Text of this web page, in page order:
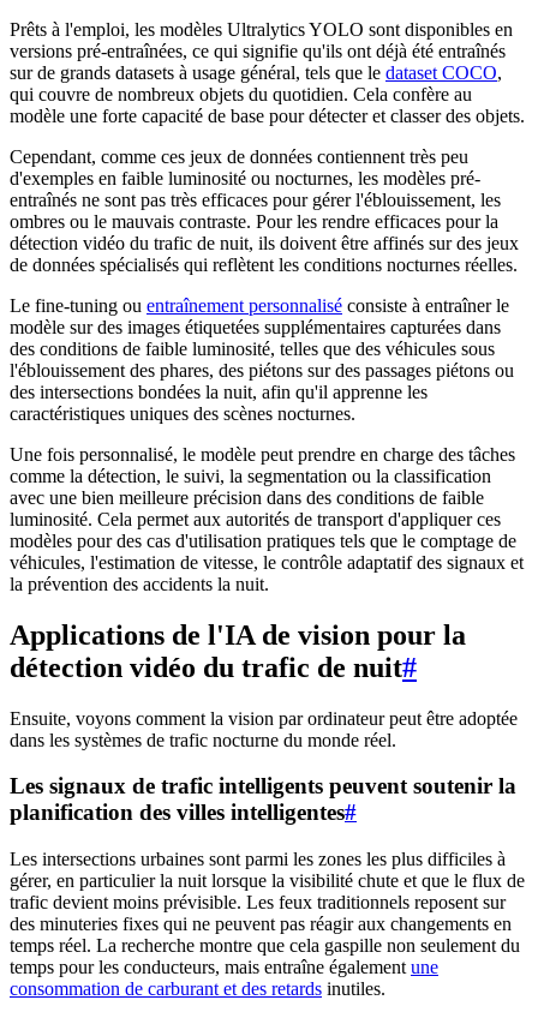
Prêts à l'emploi, les modèles Ultralytics YOLO sont disponibles en
versions pré-entraînées, ce qui signifie qu'ils ont déjà été entraînés
sur de grands datasets à usage général, tels que le dataset COCO,
qui couvre de nombreux objets du quotidien. Cela confère au
modèle une forte capacité de base pour détecter et classer des objets.
Cependant, comme ces jeux de données contiennent très peu
d'exemples en faible luminosité ou nocturnes, les modèles pré-
entraînés ne sont pas très efficaces pour gérer l'éblouissement, les
ombres ou le mauvais contraste. Pour les rendre efficaces pour la
détection vidéo du trafic de nuit, ils doivent être affinés sur des jeux
de données spécialisés qui reflètent les conditions nocturnes réelles.
Le fine-tuning ou entraînement personnalisé consiste à entraîner le
modèle sur des images étiquetées supplémentaires capturées dans
des conditions de faible luminosité, telles que des véhicules sous
l'éblouissement des phares, des piétons sur des passages piétons ou
des intersections bondées la nuit, afin qu'il apprenne les
caractéristiques uniques des scènes nocturnes.
Une fois personnalisé, le modèle peut prendre en charge des tâches
comme la détection, le suivi, la segmentation ou la classification
avec une bien meilleure précision dans des conditions de faible
luminosité. Cela permet aux autorités de transport d'appliquer ces
modèles pour des cas d'utilisation pratiques tels que le comptage de
véhicules, l'estimation de vitesse, le contrôle adaptatif des signaux et
la prévention des accidents la nuit.
Applications de l'IA de vision pour la
détection vidéo du trafic de nuit#
Ensuite, voyons comment la vision par ordinateur peut être adoptée
dans les systèmes de trafic nocturne du monde réel.
Les signaux de trafic intelligents peuvent soutenir la
planification des villes intelligentes#
Les intersections urbaines sont parmi les zones les plus difficiles à
gérer, en particulier la nuit lorsque la visibilité chute et que le flux de
trafic devient moins prévisible. Les feux traditionnels reposent sur
des minuteries fixes qui ne peuvent pas réagir aux changements en
temps réel. La recherche montre que cela gaspille non seulement du
temps pour les conducteurs, mais entraîne également une
consommation de carburant et des retards inutiles.